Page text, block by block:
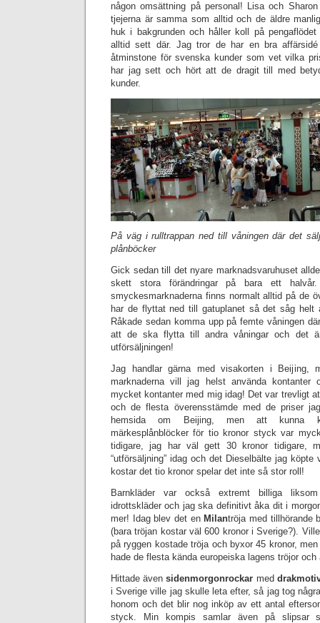
någon omsättning på personal! Lisa och
tjejerna är samma som alltid och de äldre
huk i bakgrunden och håller koll på
alltid sett där. Jag tror de har en bra
åtminstone för svenska kunder som vet vilka
har jag sett och hört att de dragit till med
kunder.
På väg i rulltrappan ned till våningen där det
plånböcker
Gick sedan till det nyare marknadsvaruhuset
skett stora förändringar på bara ett
smyckesmarknaderna finns normalt alltid på de
har de flyttat ned till gatuplanet så det såg helt
Råkade sedan komma upp på femte våningen
att de ska flytta till andra våningar och det
utförsäljningen!
Jag handlar gärna med visakorten i Beijing,
marknaderna vill jag helst använda
mycket kontanter med mig idag! Det var trevligt
och de flesta överensstämde med de priser
hemsida om Beijing, men att kunna
märkesplånblöcker för tio kronor styck var
tidigare, jag har väl gett 30 kronor tidigare,
“utförsäljning” idag och det Dieselbälte jag
kostar det tio kronor spelar det inte så stor roll!
Barnkläder var också extremt billiga
idrottskläder och jag ska definitivt åka dit i
mer! Idag blev det en Milantröja med tillhörande
(bara tröjan kostar väl 600 kronor i Sverige?).
på ryggen kostade tröja och byxor 45 kronor,
hade de flesta kända europeiska lagens tröjor
Hittade ävensidenmorgonrockar med
i Sverige ville jag skulle leta efter, så jag tog
honom och det blir nog inköp av ett antal
styck. Min kompis samlar även på slipsar